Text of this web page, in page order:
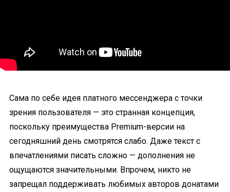
Сама по себе идея платного мессенджера с точки
зрения пользователя — это странная концепция,
поскольку преимущества Premium-версии на
сегодняшний день смотрятся слабо. Даже текст с
впечатлениями писать сложно — дополнения не
ощущаются значительными. Впрочем, никто не
запрещал поддерживать любимых авторов донатами